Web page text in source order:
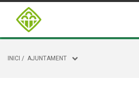
INICI / AJUNTAMENT